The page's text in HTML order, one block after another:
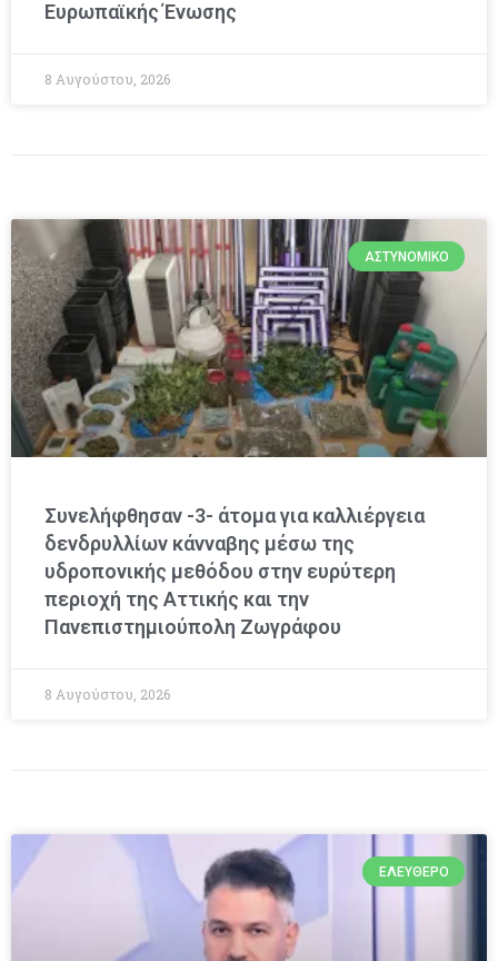
Ευρωπαϊκής Ένωσης
8 Αυγούστου, 2026
ΑΣΤΥΝΟΜΙΚΌ
Συνελήφθησαν -3- άτομα για καλλιέργεια
δενδρυλλίων κάνναβης μέσω της
υδροπονικής μεθόδου στην ευρύτερη
περιοχή της Αττικής και την
Πανεπιστημιούπολη Ζωγράφου
8 Αυγούστου, 2026
ΕΛΕΎΘΕΡΟ